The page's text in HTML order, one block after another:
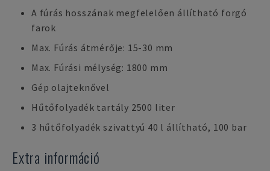
A fúrás hosszának megfelelően állítható forgó
farok
Max. Fúrás átmérője: 15-30 mm
Max. Fúrási mélység: 1800 mm
Gép olajteknővel
Hűtőfolyadék tartály 2500 liter
3 hűtőfolyadék szivattyú 40 l állítható, 100 bar
Extra információ